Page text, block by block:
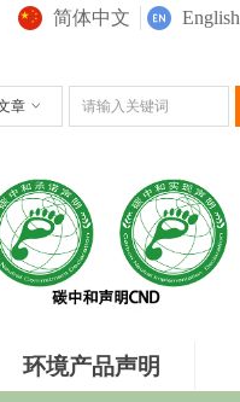
简体中文 English
章 ꀁ
环境产品声明